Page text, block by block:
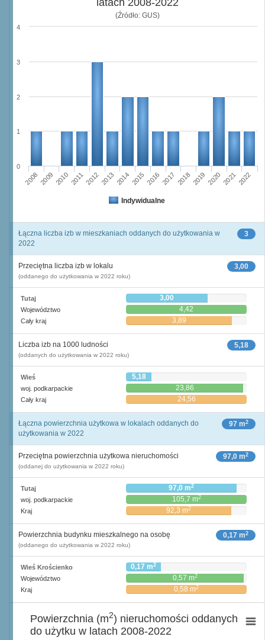
latach 2008-2022
(Źródło: GUS)
Indywidualne
2008 2009 2010 201120122013 2014 2015 2016 2017 2018 2019 2020 20212022
0
1
2
3
4
3
Łączna liczba izb w mieszkaniach oddanych do użytkowania w
2022
3,00
Przeciętna liczba izb w lokalu
(oddanego do użytkowania w 2022 roku)
Tutaj 3,00
Województwo 4,42
Cały kraj 3,89
5,18
Liczba izb na 1000 ludności
(oddanych do użytkowania w 2022 roku)
Wieś 5,18
woj. podkarpackie 23,86
Cały kraj 24,56
97 m2
Łączna powierzchnia użytkowa w lokalach oddanych do
użytkowania w 2022
97,0 m2
Przeciętna powierzchnia użytkowa nieruchomości
(oddanej do użytkowania w 2022 roku)
Tutaj 97,0 m2
woj. podkarpackie 105,7 m2
Kraj 92,3 m2
0,17 m2
Powierzchnia budynku mieszkalnego na osobę
(oddanego do użytkowania w 2022 roku)
Wieś Krościenko 0,17 m2
Województwo 0,57 m2
Kraj 0,58 m2
Powierzchnia (m2) nieruchomości oddanych
do użytku w latach 2008-2022